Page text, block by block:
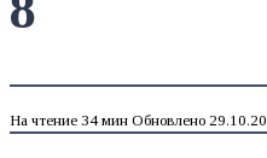
На чтение 34 мин Обновлено